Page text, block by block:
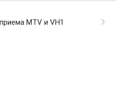
MTV и VH1